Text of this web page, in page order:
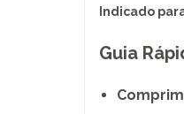
Indicado
Guia